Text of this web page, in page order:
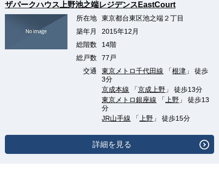
ザパークハウス上野池之端レジデンスEastCourt
所在地
東京都台東区池之端２丁目
築年月
2015年12月
総階数
14階
総戸数
77戸
交通
東京メトロ千代田線 「根津 」 徒歩
3分
京成本線 「京成上野 」 徒歩13分
東京メトロ銀座線 「 上野 」 徒歩13
分
JR山手線 「 上野 」 徒歩15分
詳細を見る